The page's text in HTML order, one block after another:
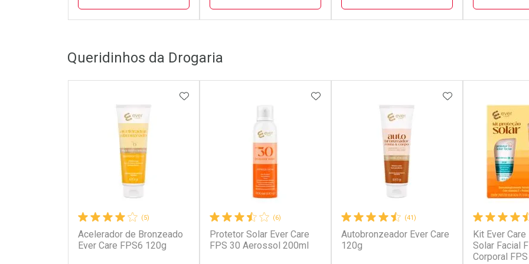
Laboratório
Ativar Desconto
Por Menos Laboratório
Ativar Desconto
Por Menos
Ativar Desconto Ativar
Queridinhos da Drogaria
(5)
Acelerador de Bronzeado
Ever Care FPS6 120g
ADICIONAR AOS FAVORITOS
(6)
Protetor Solar Ever Care
FPS 30 Aerossol 200ml
ADICIONAR AOS FAVORITOS
(41)
Autobronzeador Ever Care
120g
ADICIONAR AOS
Kit Ever
Solar Facial
Corporal